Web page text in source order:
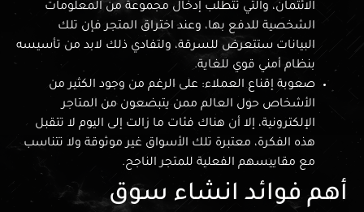
الائتمان، والتي تتطلب إدخال مجموعة من المعلومات
الشخصية للدفع بها، وعند اختراق المتجر فإن تلك
البيانات ستتعرض للسرقة، ولتفادي ذلك لابد من تأسيسه
بنظام أمني قوي للغاية.
صعوبة إقناع العملاء: على الرغم من وجود الكثير من
الأشخاص حول العالم ممن يتبضعون من المتاجر
الإلكترونية، إلا أن هناك فئات ما زالت إلى اليوم لا تتقبل
هذه الفكرة، معتبرة تلك الأسواق غير موثوقة ولا تتناسب
مع مقاييسهم الفعلية للمتجر الناجح.
أهم فوائد انشاء سوق